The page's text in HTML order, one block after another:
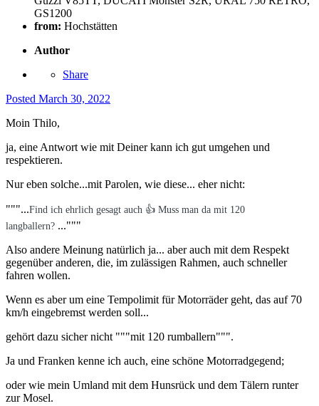
GS1200
from: Hochstätten
Author
Share
Posted March 30, 2022
Moin Thilo,
ja, eine Antwort wie mit Deiner kann ich gut umgehen und
respektieren.
Nur eben solche...mit Parolen, wie diese... eher nicht:
"""...Find ich ehrlich gesagt auch 👍 Muss man da mit 120
langballern? ..."""
Also andere Meinung natürlich ja... aber auch mit dem Respekt
gegenüber anderen, die, im zulässigen Rahmen, auch schneller
fahren wollen.
Wenn es aber um eine Tempolimit für Motorräder geht, das auf 70
km/h eingebremst werden soll...
gehört dazu sicher nicht """mit 120 rumballern""".
Ja und Franken kenne ich auch, eine schöne Motorradgegend;
oder wie mein Umland mit dem Hunsrück und dem Tälern runter
zur Mosel.